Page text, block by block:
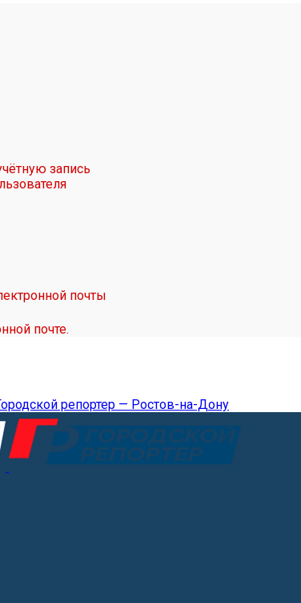
запись
почты
почте.
репортер — Ростов-на-Дону